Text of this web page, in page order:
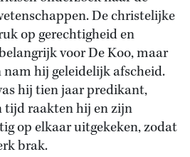
De christelijke
op gerechtigheid en
voor De Koo, maar
hij geleidelijk afscheid.
hij tien jaar predikant,
tijd raakten hij en zijn
op elkaar uitgekeken, zodat
brak.